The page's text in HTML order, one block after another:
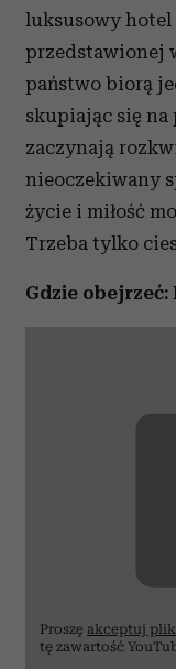
luksusowy hotel
przedstawionej
państwo biorą
skupiając się
zaczynają
nieoczekiwany
życie i miłość
Trzeba tylko
Gdzie obejrzeć:
Proszę akceptuj
tę zawartość